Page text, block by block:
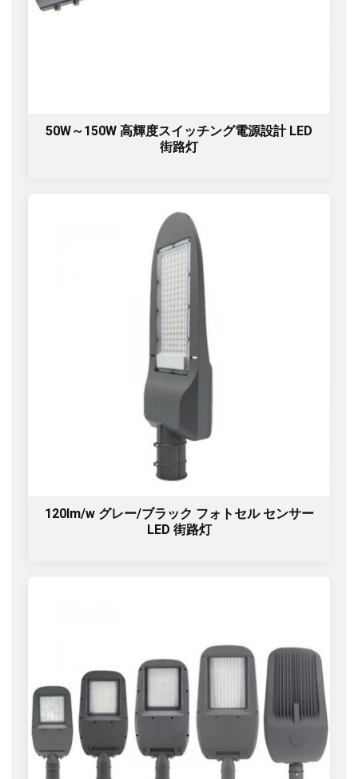
50W～150W 高輝度スイッチング電源設計 LED
街路灯
120lm/w グレー/ブラック フォトセル センサー
LED 街路灯